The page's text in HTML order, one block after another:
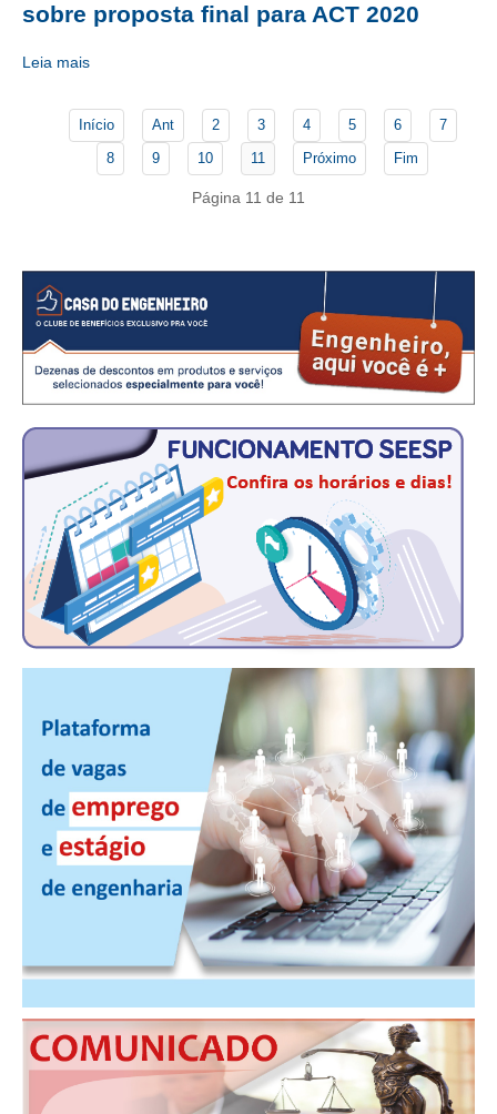
LEI 6.496/1977 – ART
PISO SALARIAL
FIQUE POR DENTRO
OPORTUNIDADES
APRESENTAÇÃO
EMPREGO E ESTÁGIO
CARREIRA
AUTÔNOMOS E SERVIÇOS
NEWSLETTER
GUIA DAS ENGENHARIAS
CURSOS
ENGENHEIRO EMPREENDEDOR
SEESP EDUCAÇÃO
PLATAFORMAS GRATUITAS
PLANO DE SAÚDE
SEESPPREV
sobre proposta final para ACT 2020
Leia mais
Início Ant 2 3 4 5 6
7
8
9 10 11 Próximo Fim
Página 11 de 11